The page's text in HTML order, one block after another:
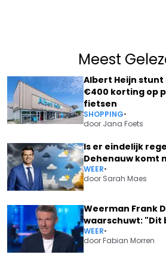
Meest
Albert Heijn
€400 korting op
fietsen
SHOPPING•
door Jana Foets
Is er eindelijk
Dehenauw komt
WEER•
door Sarah Maes
Weerman Frank
waarschuwt:
WEER•
doorFabian Morren